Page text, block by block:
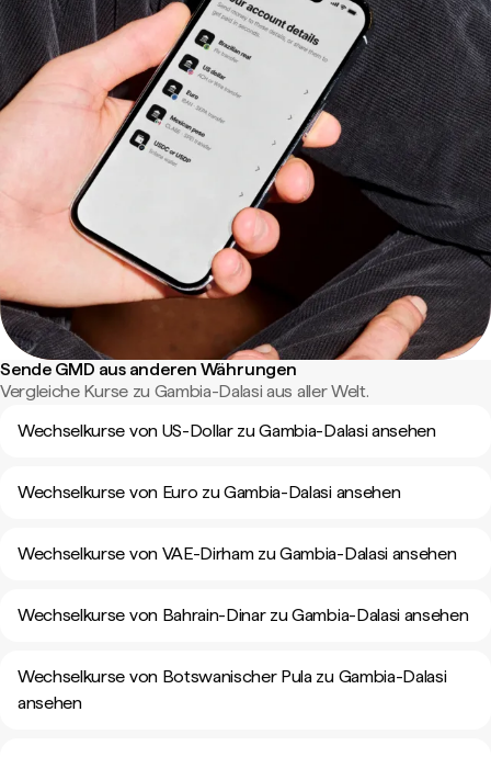
Sende GMD aus anderen Währungen
Vergleiche Kurse zu Gambia-Dalasi aus aller Welt.
Wechselkurse von US-Dollar zu Gambia-Dalasi ansehen
Wechselkurse von Euro zu Gambia-Dalasi ansehen
Wechselkurse von VAE-Dirham zu Gambia-Dalasi ansehen
Wechselkurse von Bahrain-Dinar zu Gambia-Dalasi ansehen
Wechselkurse von Botswanischer Pula zu Gambia-Dalasi
ansehen